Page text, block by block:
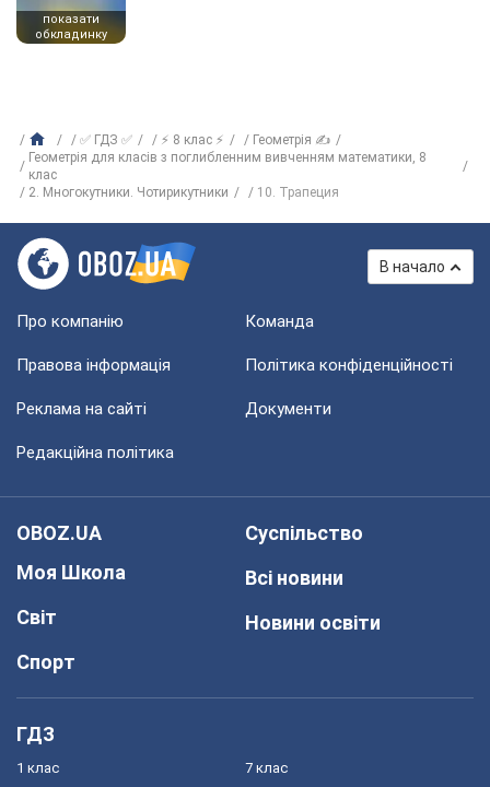
показати
обкладинку
✅ ГДЗ ✅ ⚡ 8 клас ⚡
Геометрія ✍
Геометрія для класів з поглибленним вивченням математики, 8
клас
2. Многокутники. Чотирикутники
10. Трапеция
В начало
Про компанію Команда
Правова інформація Політика конфіденційності
Реклама на сайті Документи
Редакційна політика
OBOZ.UA
Моя Школа
Світ
Спорт
Суспільство
Всі новини
Новини освіти
ГДЗ
1 клас 7 клас